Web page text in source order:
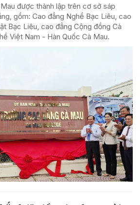
được thành lập trên cơ sở sáp
gồm: Cao đẳng Nghề Bạc Liêu, cao
Bạc Liêu, cao đẳng Cộng đồng Cà
Việt Nam - Hàn Quốc Cà Mau.